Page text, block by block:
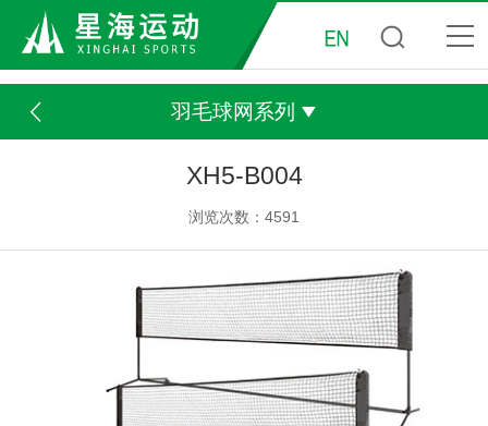
羽毛球网系列
XH5-B004
浏览次数：4591